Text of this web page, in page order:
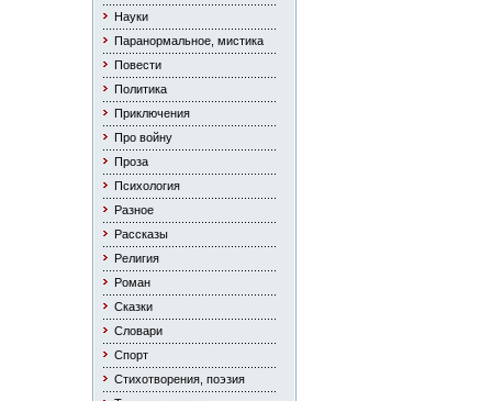
Науки
Паранормальное, мистика
Повести
Политика
Приключения
Про войну
Проза
Психология
Разное
Рассказы
Религия
Роман
Сказки
Словари
Спорт
Стихотворения, поэзия